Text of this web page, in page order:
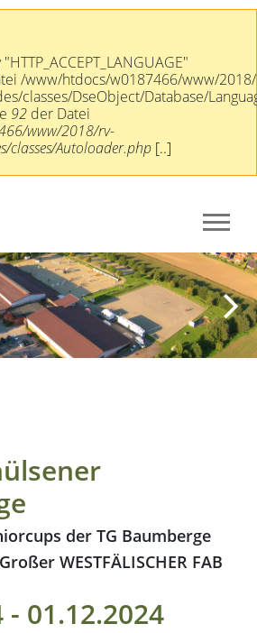
/www/htdocs/w0187466/www/
classes/DseObject/Database/
92 der Datei
www/2018/rv-
classes/Autoloader.php [..]
der TG Baumberge
WESTFÄLISCHER FAB
- 01.12.2024